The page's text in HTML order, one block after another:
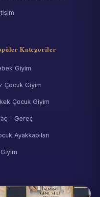
Kategoriler
Giyim
Çocuk Giyim
Çocuk Giyim
- Gereç
Ayakkabıları